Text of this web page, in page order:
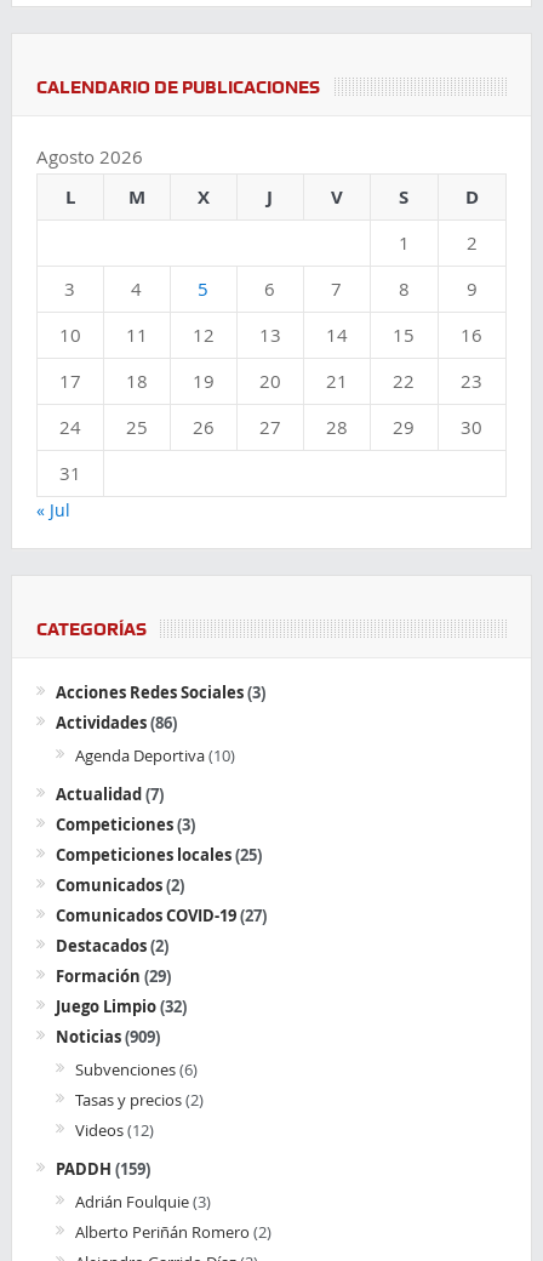
CALENDARIO DE PUBLICACIONES
Agosto 2026
L M X J V S D
1
2
3
4 5 6 7 8
9
10
11 12 13 14 15
16
17
18 19 20 21 22
23
24
25 26 27 28 29
30
31
« Jul
CATEGORÍAS
Acciones Redes Sociales(3)
Actividades(86)
Agenda Deportiva(10)
Actualidad(7)
Competiciones(3)
Competiciones locales(25)
Comunicados(2)
Comunicados COVID-19(27)
Destacados(2)
Formación (29)
Juego Limpio(32)
Noticias(909)
Subvenciones(6)
Tasas y precios(2)
Videos(12)
PADDH (159)
Adrián Foulquie(3)
Alberto Periñán Romero (2)